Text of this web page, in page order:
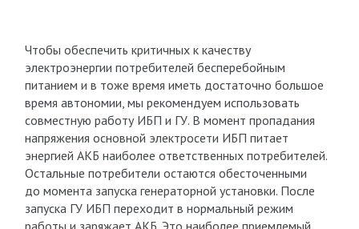
Чтобы обеспечить критичных к качеству
электроэнергии потребителей бесперебойным
питанием и в тоже время иметь достаточно большое
время автономии, мы рекомендуем использовать
совместную работу ИБП и ГУ. В момент пропадания
напряжения основной электросети ИБП питает
энергией АКБ наиболее ответственных потребителей.
Остальные потребители остаются обесточенными
до момента запуска генераторной установки. После
запуска ГУ ИБП переходит в нормальный режим
работы и заряжает АКБ. Это наиболее приемлемый